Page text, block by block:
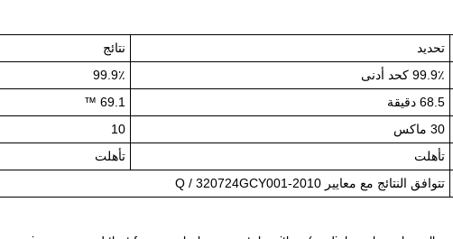
تحديد
نتائج
99.9٪ كحد أدنى
99.9٪
68.5 دقيقة
69.1 ™
30 ماكس
10
تأهلت
تأهلت
تتوافق النتائج مع معايير Q / 320724GCY001-2010